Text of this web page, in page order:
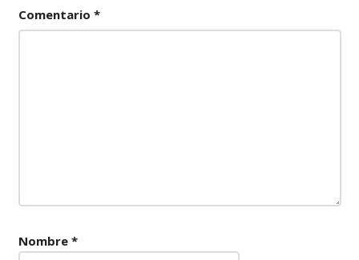
Comentario *
Nombre *